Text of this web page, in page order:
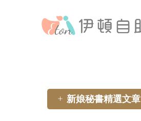
新娘秘書精選文章